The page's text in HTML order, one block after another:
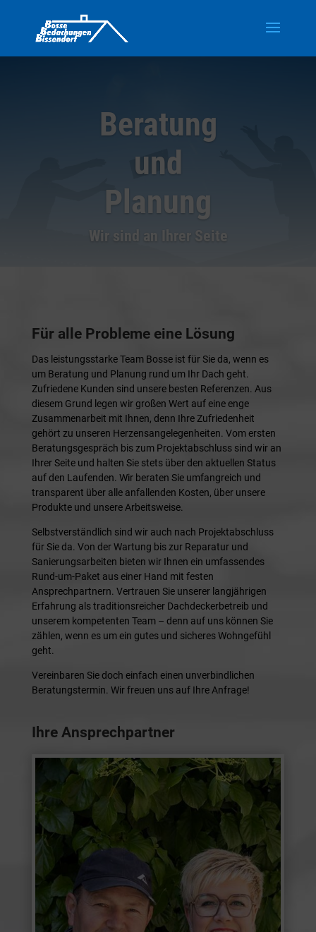
Beratung
und
Planung
Wir sind an Ihrer Seite
Für alle Probleme eine Lösung
Das leistungsstarke Team Bosse ist für Sie da, wenn es
um Beratung und Planung rund um Ihr Dach geht.
Zufriedene Kunden sind unsere besten Referenzen. Aus
diesem Grund legen wir großen Wert auf eine enge
Zusammenarbeit mit Ihnen, denn Ihre Zufriedenheit
gehört zu unseren Herzensangelegenheiten. Vom ersten
Beratungsgespräch bis zum Projektabschluss sind wir an
Ihrer Seite und halten Sie stets über den aktuellen Status
auf den Laufenden. Wir beraten Sie umfangreich und
transparent über alle anfallenden Kosten, über unsere
Produkte und unsere Arbeitsweise.
Selbstverständlich sind wir auch nach Projektabschluss
für Sie da. Von der Wartung bis zur Reparatur und
Sanierungsarbeiten bieten wir Ihnen ein umfassendes
Rund-um-Paket aus einer Hand mit festen
Ansprechpartnern. Vertrauen Sie unserer langjährigen
Erfahrung als traditionsreicher Dachdeckerbetreib und
unserem kompetenten Team – denn auf uns können Sie
zählen, wenn es um ein gutes und sicheres Wohngefühl
geht.
Vereinbaren Sie doch einfach einen unverbindlichen
Beratungstermin. Wir freuen uns auf Ihre Anfrage!
Ihre Ansprechpartner